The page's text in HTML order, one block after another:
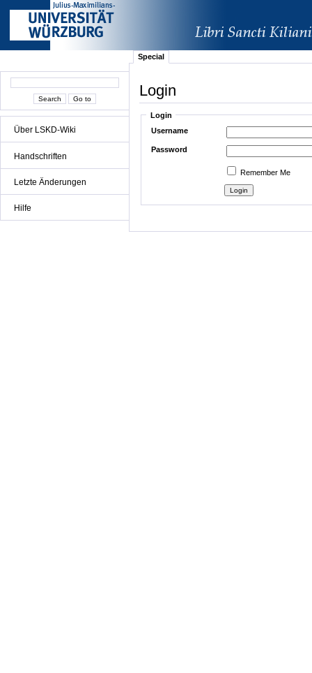
Über LSKD-Wiki
Handschriften
Letzte Änderungen
Hilfe
Special
Login
Login
Username
Password
Remember Me